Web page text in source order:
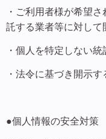
・ご利用者様が希望
託する業者等に対して
・個人を特定しない
・法令に基づき開示
●個人情報の安全対策